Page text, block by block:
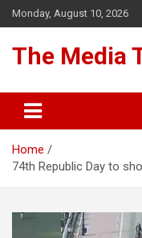
Skip
to
Monday, August 10, 2026
The Media
Home
74th Republic Day to